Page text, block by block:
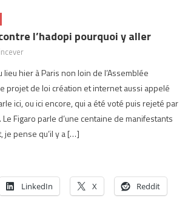
l’hadopi pourquoi y aller
hier à Paris non loin de l’Assemblée
projet de loi création et internet aussi appelé
ici, ou ici encore, qui a été voté puis rejeté par
Le Figaro parle d’une centaine de manifestants
pense qu’il y a […]
LinkedIn X Reddit